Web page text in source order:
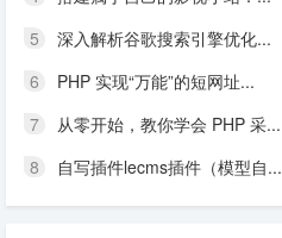
5
深入解析谷歌搜索引擎优化...
6
PHP 实现“万能”的短网址...
7
从零开始，教你学会 PHP 采...
8 自写插件lecms插件（模型自...